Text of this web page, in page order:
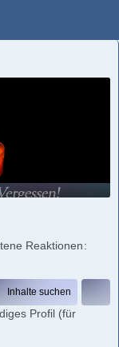
Reaktionen
Inhalte suchen
Profil (für